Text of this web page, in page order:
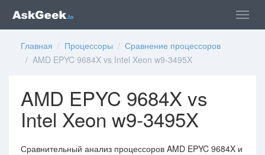
Главная / Процессоры / Сравнение процессоров
/ AMD EPYC 9684X vs Intel Xeon w9-3495X
AMD EPYC 9684X vs
Intel Xeon w9-3495X
Сравнительный анализ процессоров AMD EPYC 9684X и